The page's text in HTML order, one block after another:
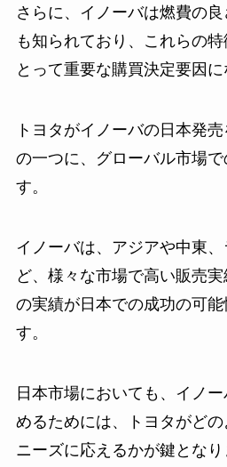
さらに、イノーバは燃費の
も知られており、これらの
とって重要な購買決定要因に
トヨタがイノーバの日本発
の一つに、グローバル市場
す。
イノーバは、アジアや中東
ど、様々な市場で高い販売
の実績が日本での成功の可
す。
日本市場においても、イノ
めるためには、トヨタがど
ニーズに応えるかが鍵となり